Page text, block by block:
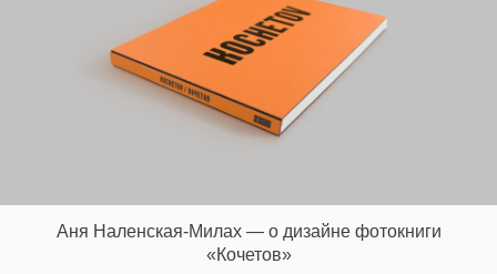
Аня Наленская-Милах — о дизайне фотокниги
«Кочетов»